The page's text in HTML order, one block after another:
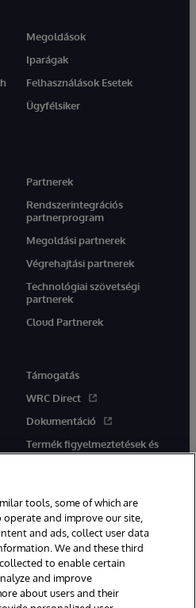
Megoldások
Iparágak
Felhasználások Esetek
Ügyfélsiker
Partnerek
Rendszerintegrációs
partnerprogram
Megoldási partnerek
Végrehajtási partnerek
Technológiai szövetségi
partnerek
Cloud Partnerek
Támogatás
WRC Direct
Dokumentáció
Termék figyelmeztetések és
tanácsok
Bármilyen fordítási konfliktus
élvez elsőbbséget.
Boston, MA. Minden jog
tools, some of which are
and improve our site,
and ads, collect user data
We and these third
to enable certain
and improve
about users and their